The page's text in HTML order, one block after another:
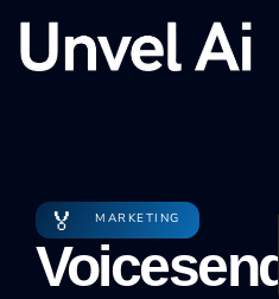
🏅 MARKETING
Voicesend